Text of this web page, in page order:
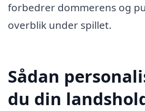
forbedrer dommerens og
overblik under spillet.
Sådan
du din